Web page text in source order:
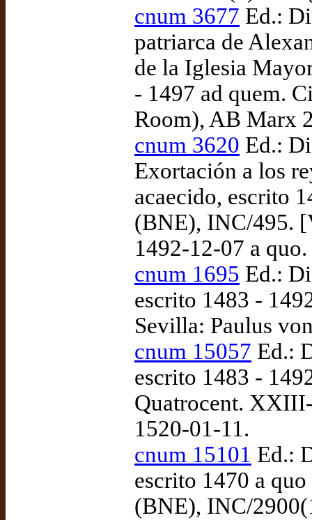
cnum 3677 Ed.:
patriarca de
de la Iglesia
- 1497 ad quem.
Room), AB Marx
cnum 3620 Ed.:
Exortación a los
acaecido, escrito
(BNE), INC/495.
1492-12-07 a quo.
cnum 1695 Ed.:
escrito 1483 -
Sevilla: Paulus
cnum 15057 Ed.:
escrito 1483 -
Quatrocent.
1520-01-11.
cnum 15101 Ed.:
escrito 1470 a
(BNE), INC/